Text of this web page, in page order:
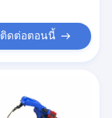
ติดต่อตอนนี้